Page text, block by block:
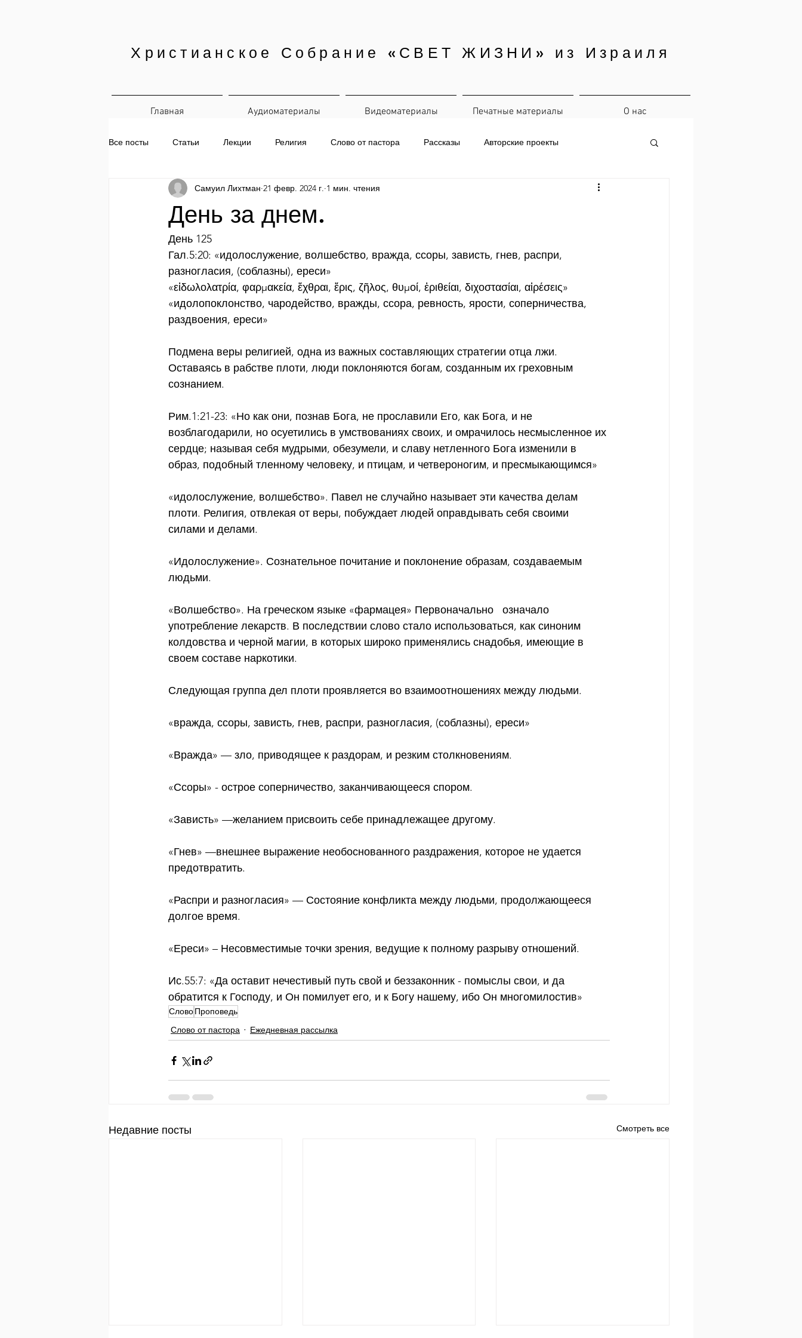
Христианское Собрание «СВЕТ ЖИЗНИ» из Израиля
Главная Аудиоматериалы Видеоматериалы Печатные материалы О нас
Все посты Статьи Лекции Религия Слово от пастора Рассказы Авторские проекты
Печатные материалы Ежедневная рассылка
День за днем.
Самуил Лихтман 21 февр. 2024 г. 1 мин. чтения
День 125
Гал.5:20: «идолослужение, волшебство, вражда, ссоры, зависть, гнев, распри,
разногласия, (соблазны), ереси»
«εἰδωλολατρία, φαρμακεία, ἔχθραι, ἔρις, ζῆλος, θυμοί, ἐριθείαι, διχοστασίαι, αἱρέσεις»
«идолопоклонство, чародейство, вражды, ссора, ревность, ярости, соперничества,
раздвоения, ереси»
Подмена веры религией, одна из важных составляющих стратегии отца лжи.
Оставаясь в рабстве плоти, люди поклоняются богам, созданным их греховным
сознанием.
Рим.1:21-23: «Но как они, познав Бога, не прославили Его, как Бога, и не
возблагодарили, но осуетились в умствованиях своих, и омрачилось несмысленное их
сердце; называя себя мудрыми, обезумели, и славу нетленного Бога изменили в
образ, подобный тленному человеку, и птицам, и четвероногим, и пресмыкающимся»
«идолослужение, волшебство». Павел не случайно называет эти качества делам
плоти. Религия, отвлекая от веры, побуждает людей оправдывать себя своими
силами и делами.
«Идолослужение». Сознательное почитание и поклонение образам, создаваемым
людьми.
«Волшебство». На греческом языке «фармацея» Первоначально   означало
употребление лекарств. В последствии слово стало использоваться, как синоним
колдовства и черной магии, в которых широко применялись снадобья, имеющие в
своем составе наркотики.
Следующая группа дел плоти проявляется во взаимоотношениях между людьми.
«вражда, ссоры, зависть, гнев, распри, разногласия, (соблазны), ереси»
«Вражда» — зло, приводящее к раздорам, и резким столкновениям.
«Ссоры» - острое соперничество, заканчивающееся спором.
«Зависть» —желанием присвоить себе принадлежащее другому.
«Гнев» —внешнее выражение необоснованного раздражения, которое не удается
предотвратить.
«Распри и разногласия» — Состояние конфликта между людьми, продолжающееся
долгое время.
«Ереси» – Несовместимые точки зрения, ведущие к полному разрыву отношений.
Ис.55:7: «Да оставит нечестивый путь свой и беззаконник - помыслы свои, и да
обратится к Господу, и Он помилует его, и к Богу нашему, ибо Он многомилостив»
СловоПроповедь
Слово от пастора
Ежедневная рассылка
Недавние посты Смотреть все